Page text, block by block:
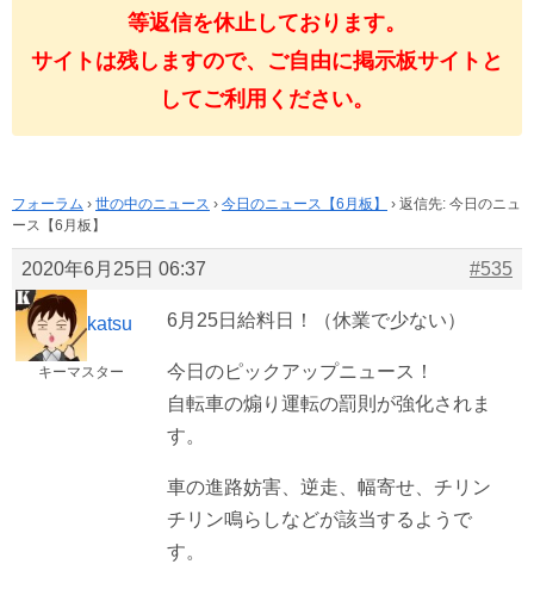
等返信を休止しております。
サイトは残しますので、ご自由に掲示板サイトと
してご利用ください。
フォーラム › 世の中のニュース › 今日のニュース【6月板】 › 返信先: 今日のニュ
ース【6月板】
2020年6月25日 06:37 #535
katsu
キーマスター
6月25日給料日！（休業で少ない）
今日のピックアップニュース！
自転車の煽り運転の罰則が強化されま
す。
車の進路妨害、逆走、幅寄せ、チリン
チリン鳴らしなどが該当するようで
す。